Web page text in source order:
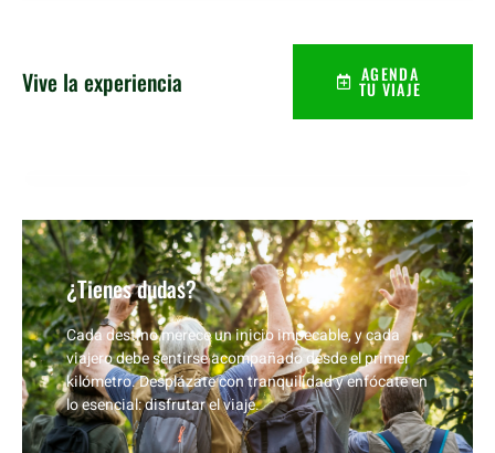
Vive la experiencia AGENDA
TU VIAJE
¿Tienes dudas?
Cada destino merece un inicio impecable, y cada
viajero debe sentirse acompañado desde el primer
kilómetro. Desplázate con tranquilidad y enfócate en
lo esencial: disfrutar el viaje.